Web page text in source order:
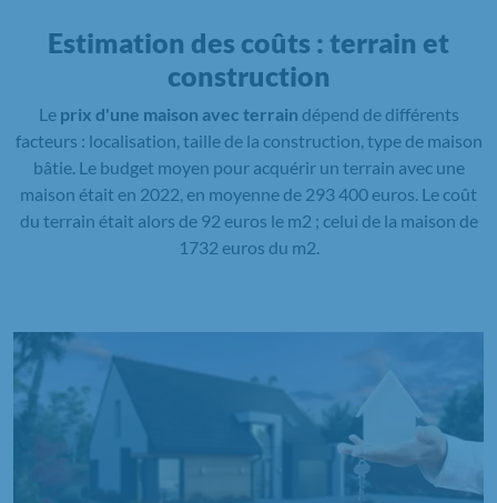
Estimation des coûts : terrain et
construction
Le prix d'une maison avec terrain dépend de différents
facteurs : localisation, taille de la construction, type de maison
bâtie. Le budget moyen pour acquérir un terrain avec une
maison était en 2022, en moyenne de 293 400 euros. Le coût
du terrain était alors de 92 euros le m2 ; celui de la maison de
1732 euros du m2.